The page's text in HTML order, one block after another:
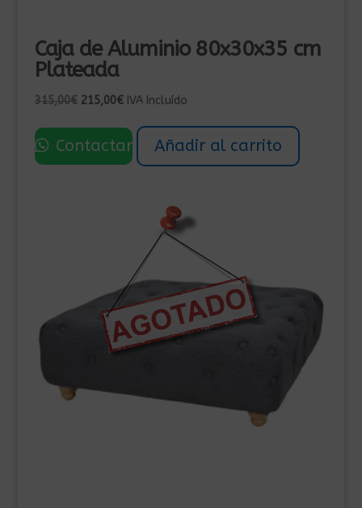
Caja de Aluminio 80x30x35 cm
Plateada
315,00€ El
original
era:
215,00€El
actual
es:
IVA Incluído
Contactar Añadir al carrito